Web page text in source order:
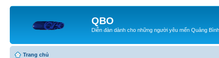
QBO
Diễn đàn dành cho những người yêu mến Quảng Bình
Trang chủ